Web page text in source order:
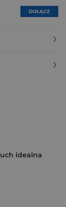
DOŁĄCZ
idealna